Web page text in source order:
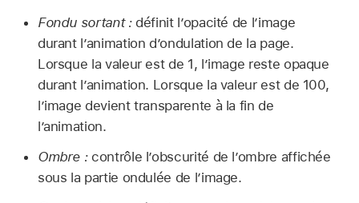
Fondu sortant :définit l’opacité de l’image
durant l’animation d’ondulation de la page.
Lorsque la valeur est de 1, l’image reste opaque
durant l’animation. Lorsque la valeur est de 100,
l’image devient transparente à la fin de
l’animation.
Ombre :contrôle l’obscurité de l’ombre affichée
sous la partie ondulée de l’image.